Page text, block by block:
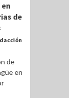
de
de
en